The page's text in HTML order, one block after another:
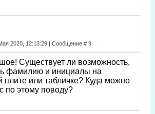
2020, 12:13:29 | Сообщение # 9
Существует ли возможность,
фамилию и инициалы на
плите или табличке? Куда можно
по этому поводу?